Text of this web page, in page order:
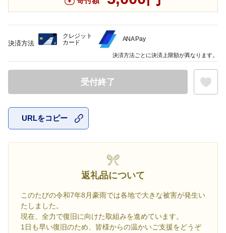
受付終了
URLをコピー
返礼品について
このたびの令和7年8月豪雨では各地で大きな被害が発生い
たしました。
現在、全力で復旧に向けた取組みを進めています。
1日も早い復旧のため、皆様からの温かいご支援をどうぞ
決済方法
クレジット
カード
ANA Pay
決済方法ごとに決済上限額が異なります。